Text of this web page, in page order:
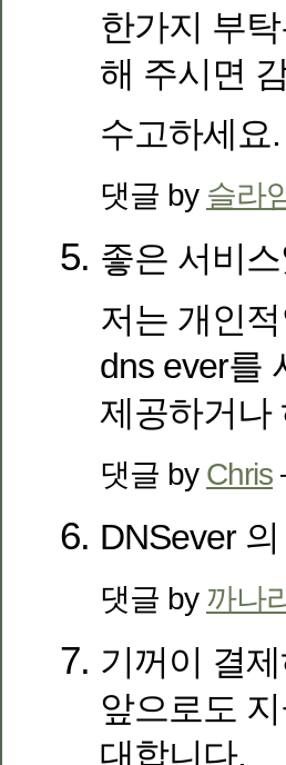
한가지 부
해 주시면
수고하세요.
댓글 by 슬라
좋은 서비
저는 개인
dns ever를
제공하거나
댓글 by Chris
DNSever
댓글 by 까나
기꺼이 결
앞으로도
대합니다.